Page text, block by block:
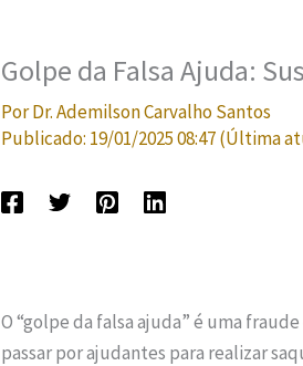
Golpe da Falsa Ajuda:
PorDr. Ademilson Carvalho Santos
Publicado: 19/01/2025 08:47(Última
O “golpe da falsa ajuda” é uma
passar por ajudantes para realizar